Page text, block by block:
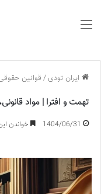
ایران تودی / قوانین
تهمت و افترا | مواد
1404/06/31 خواندن این مطلب 26